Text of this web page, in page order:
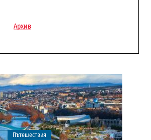
Архив
Пътешествия